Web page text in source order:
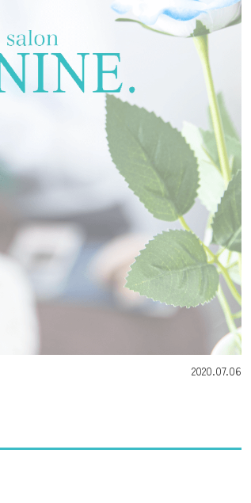
2020.07.06